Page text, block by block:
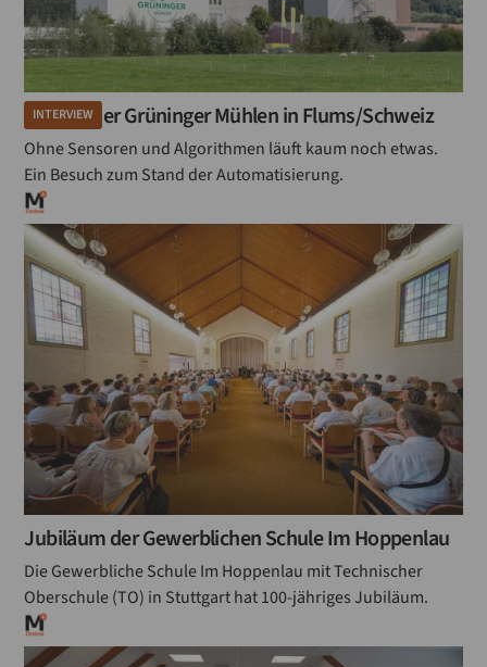
INTERVIEW
Besuch der Grüninger Mühlen in Flums/Schweiz
Ohne Sensoren und Algorithmen läuft kaum noch etwas.
Ein Besuch zum Stand der Automatisierung.
Jubiläum der Gewerblichen Schule Im Hoppenlau
Die Gewerbliche Schule Im Hoppenlau mit Technischer
Oberschule (TO) in Stuttgart hat 100-jähriges Jubiläum.